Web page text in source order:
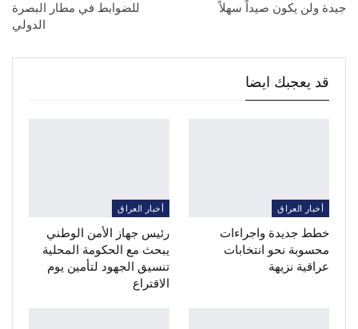
جيدة ولن يكون صيداً سهلاً
للضوابط في مطار البصرة
الدولي
قد يعجبك ايضا
أخبار العراق
خطط جديدة واجراءات
محسوبة نحو انتخابات
عراقية نزيهة
أخبار العراق
رئيس جهاز الأمن الوطني
يبحث مع الحكومة المحلية
تنسيق الجهود لتأمين يوم
الاقتراع